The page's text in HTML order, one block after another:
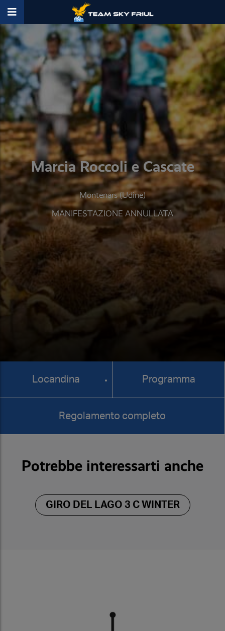
Marcia Roccoli e Cascate
Montenars (Udine)
MANIFESTAZIONE ANNULLATA
Locandina Programma
Regolamento completo
Potrebbe interessarti anche
GIRO DEL LAGO 3 C WINTER